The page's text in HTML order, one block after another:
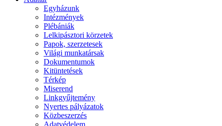
Egyházunk
Intézmények
Plébániák
Lelkipásztori körzetek
Papok, szerzetesek
Világi munkatársak
Dokumentumok
Kitüntetések
Térkép
Miserend
Linkgyűjtemény
Nyertes pályázatok
Közbeszerzés
Adatvédelem